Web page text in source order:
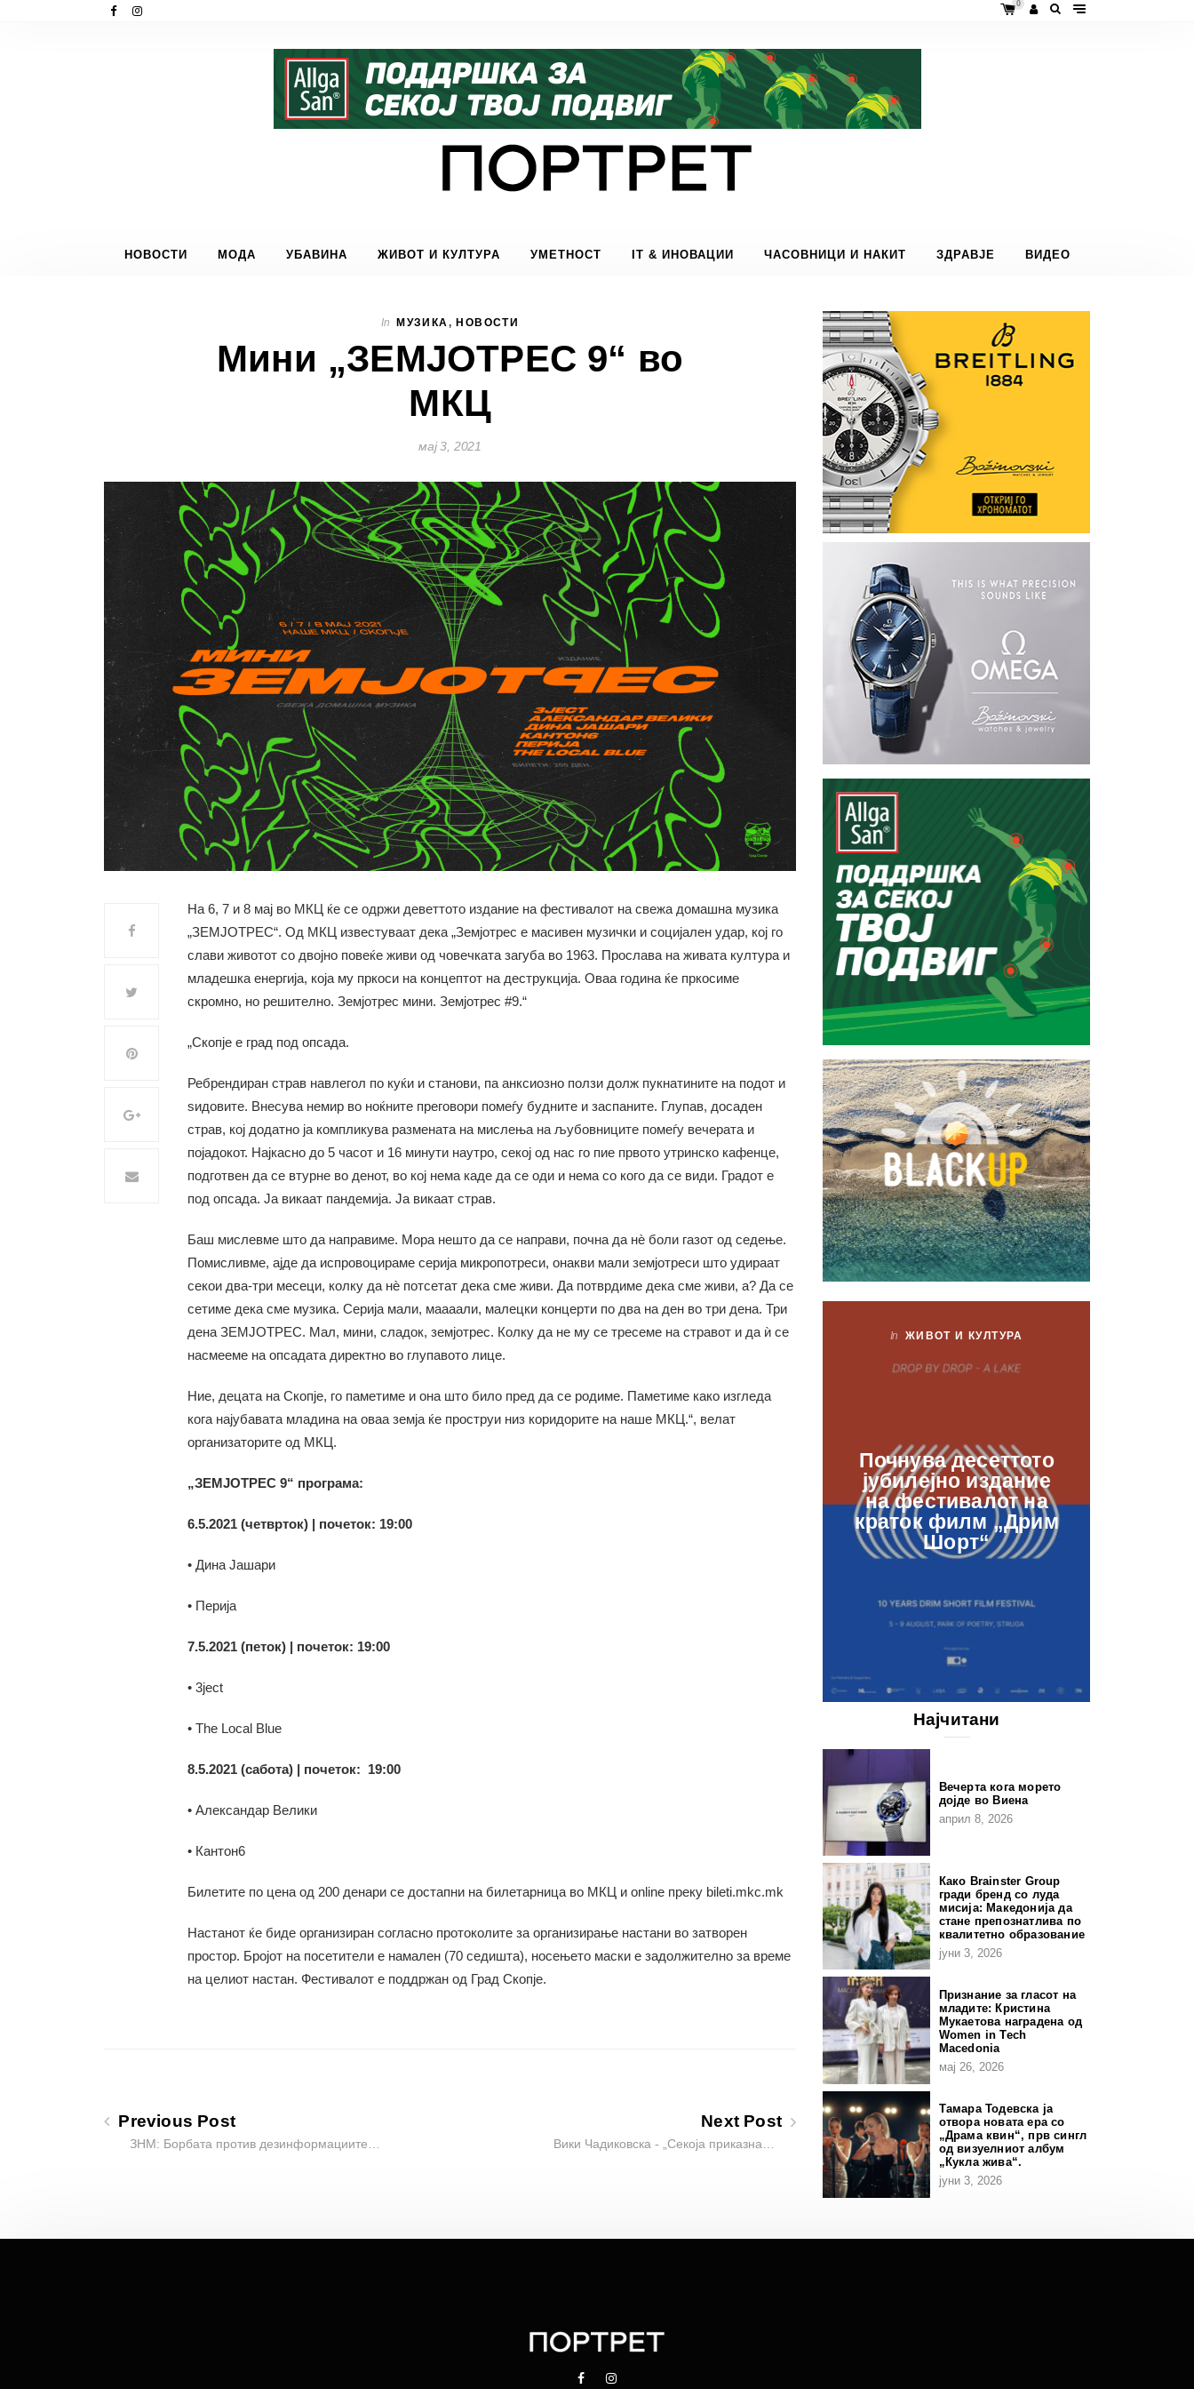
0
НОВОСТИ МОДА УБАВИНА ЖИВОТ И КУЛТУРА УМЕТНОСТ IT & ИНОВАЦИИ ЧАСОВНИЦИ И НАКИТ ЗДРАВЈЕ ВИДЕО
In МУЗИКА, НОВОСТИ
Мини „ЗЕМЈОТРЕС 9“ во
МКЦ
мај 3, 2021
На 6, 7 и 8 мај во МКЦ ќе се одржи деветтото издание на фестивалот на свежа домашна музика
„ЗЕМЈОТРЕС“. Од МКЦ известуваат дека „Земјотрес е масивен музички и социјален удар, кој го
слави животот со двојно повеќе живи од човечката загуба во 1963. Прослава на живата култура и
младешка енергија, која му пркоси на концептот на деструкција. Оваа година ќе пркосиме
скромно, но решително. Земјотрес мини. Земјотрес #9.“
„Скопје е град под опсада.
Ребрендиран страв навлегол по куќи и станови, па анксиозно ползи долж пукнатините на подот и
ѕидовите. Внесува немир во ноќните преговори помеѓу будните и заспаните. Глупав, досаден
страв, кој додатно ја компликува размената на мислења на љубовниците помеѓу вечерата и
појадокот. Најкасно до 5 часот и 16 минути наутро, секој од нас го пие првото утринско кафенце,
подготвен да се втурне во денот, во кој нема каде да се оди и нема со кого да се види. Градот е
под опсада. Ја викаат пандемија. Ја викаат страв.
Баш мислевме што да направиме. Мора нешто да се направи, почна да нѐ боли газот од седење.
Помисливме, ајде да испровоцираме серија микропотреси, онакви мали земјотреси што удираат
секои два-три месеци, колку да нѐ потсетат дека сме живи. Да потврдиме дека сме живи, а? Да се
сетиме дека сме музика. Серија мали, маааали, малецки концерти по два на ден во три дена. Три
дена ЗЕМЈОТРЕС. Мал, мини, сладок, земјотрес. Колку да не му се тресеме на стравот и да ѝ се
насмееме на опсадата директно во глупавото лице.
Ние, децата на Скопје, го паметиме и она што било пред да се родиме. Паметиме како изгледа
кога најубавата младина на оваа земја ќе проструи низ коридорите на наше МКЦ.“, велат
организаторите од МКЦ.
„ЗЕМЈОТРЕС 9“ програма:
6.5.2021 (четврток) | почеток: 19:00
• Дина Јашари
• Перија
7.5.2021 (петок) | почеток: 19:00
• 3ject
• The Local Blue
8.5.2021 (сабота) | почеток: 19:00
• Александар Велики
• Кантон6
Билетите по цена од 200 денари се достапни на билетарница во МКЦ и online преку bileti.mkc.mk
Настанот ќе биде организиран согласно протоколите за организирање настани во затворен
простор. Бројот на посетители е намален (70 седишта), носењето маски е задолжително за време
на целиот настан. Фестивалот е поддржан од Град Скопје.
Previous Post
ЗНМ: Борбата против дезинформациите…
Next Post
Вики Чадиковска - „Секоја приказна…
In ЖИВОТ И КУЛТУРА
Почнува десеттото
јубилејно издание
на фестивалот на
краток филм „Дрим
Шорт“
Најчитани
Вечерта кога морето
дојде во Виена
април 8, 2026
Како Brainster Group
гради бренд со луда
мисија: Македонија да
стане препознатлива по
квалитетно образование
јуни 3, 2026
Признание за гласот на
младите: Кристина
Мукаетова наградена од
Women in Tech
Macedonia
мај 26, 2026
Тамара Тодевска ја
отвора новата ера со
„Драма квин“, прв сингл
од визуелниот албум
„Кукла жива“.
јуни 3, 2026